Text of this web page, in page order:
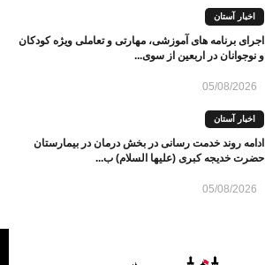
اخبار آستان
اجرای برنامه های آموزشی، مهارتی و تعاملی ویژه کودکان
و نوجوانان در اربعین از سوی...
05/08/2026
اخبار آستان
ادامه روند خدمت رسانی در بخش درمان در بیمارستان
حضرت خدیجه کبری (علیها السلام) ب...
05/08/2026